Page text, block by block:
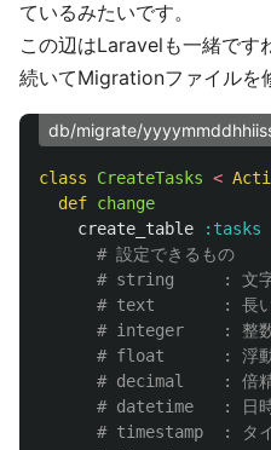
ているみたいです。
この辺はLaravelも一緒です
続いてMigrationファイルを
db/migrate/
class CreateTasks <
def change
create_table
:tasks
# 設定できるもの
# string     : 文字
# text       : 長い
# integer    : 整
# float      : 浮動
# decimal    : 倍精
# datetime   : 日
# timestamp  : タイ